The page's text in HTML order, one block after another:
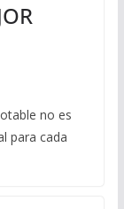
no es
para cada